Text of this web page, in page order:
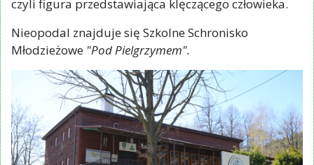
czyli figura przedstawiająca klęczącego człowieka.
Nieopodal znajduje się Szkolne Schronisko
Młodzieżowe "Pod Pielgrzymem".